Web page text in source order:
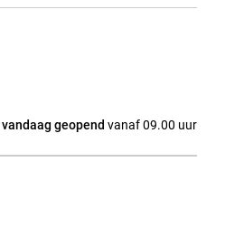
vandaag geopend vanaf 09.00 uur